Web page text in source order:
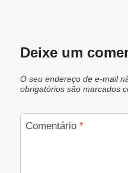
Deixe um
O seu endereço de e-mail
obrigatórios são marcados
Comentário *